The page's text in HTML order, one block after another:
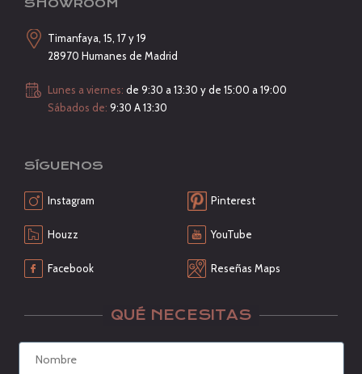
SHOWROOM
Timanfaya, 15, 17 y 19
28970 Humanes de Madrid
Lunes a viernes: de 9:30 a 13:30 y de 15:00 a 19:00
Sábados de: 9:30 A 13:30
SÍGUENOS
Instagram
Houzz
Facebook
Pinterest
YouTube
Reseñas Maps
QUÉ NECESITAS